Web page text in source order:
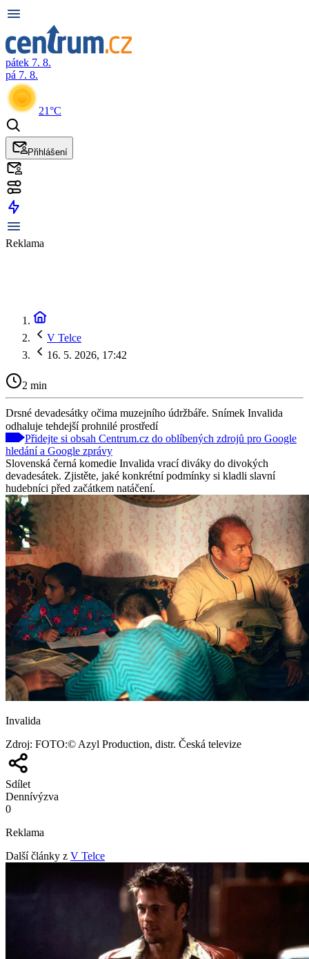
pátek 7. 8.
pá 7. 8.
21°C
Přihlášení
Reklama
V Telce
16. 5. 2026, 17:42
2 min
Drsné devadesátky očima muzejního údržbáře. Snímek Invalida
odhaluje tehdejší prohnilé prostředí
Přidejte si obsah Centrum.cz do oblíbených zdrojů pro Google
hledání a Google zprávy
Slovenská černá komedie Invalida vrací diváky do divokých
devadesátek. Zjistěte, jaké konkrétní podmínky si kladli slavní
hudebníci před začátkem natáčení.
Invalida
Zdroj: FOTO:© Azyl Production, distr. Česká televize
Sdílet
Dennívýzva
0
Reklama
Další články z V Telce